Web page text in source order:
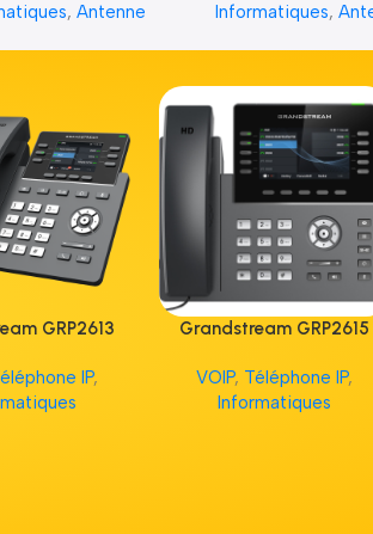
, Antenne Informatiques,
GRP2613
IP,
Grandstream GRP2615
VOIP, Téléphone IP,
Informatiques